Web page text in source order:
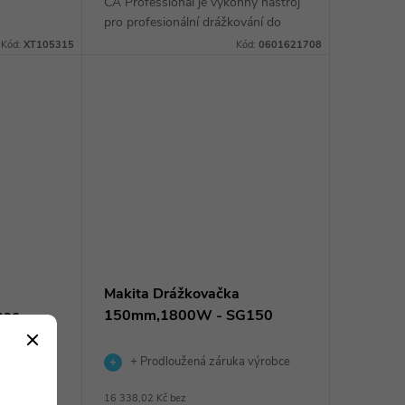
Kód: XT105315
pro profesionální drážkování do
betonu a zdiva. Motor 1 400 W a
Kód: 0601621708
-
Makita Drážkovačka
150mm,1800W - SG150
+ Prodloužená záruka výrobce
16 338,02 Kč bez